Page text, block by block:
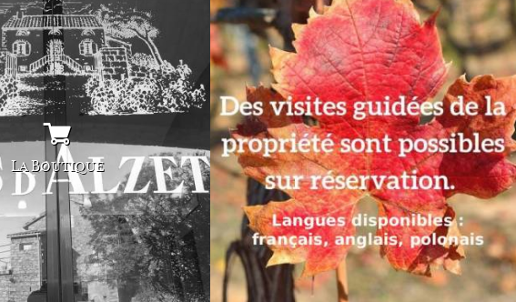
La Boutique Visite du domaine